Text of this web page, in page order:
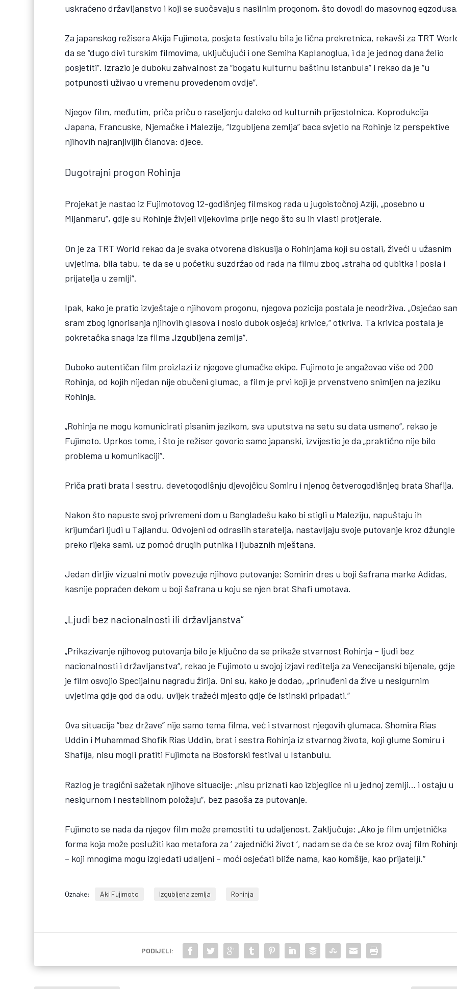
uskraćeno državljanstvo i koji se suočavaju s nasilnim progonom, što dovodi do masovnog
Za japanskog režisera Akija Fujimota, posjeta festivalu bila je lična prekretnica, rekavši za TRT
da se “dugo divi turskim filmovima, uključujući i one Semiha Kaplanoglua, i da je jednog dana želio
posjetiti”. Izrazio je duboku zahvalnost za “bogatu kulturnu baštinu Istanbula” i rekao da je “u
potpunosti uživao u vremenu provedenom ovdje”.
Njegov film, međutim, priča priču o raseljenju daleko od kulturnih prijestolnica. Koprodukcija
Japana, Francuske, Njemačke i Malezije, “Izgubljena zemlja” baca svjetlo na Rohinje iz perspektive
njihovih najranjivijih članova: djece.
Dugotrajni progon Rohinja
Projekat je nastao iz Fujimotovog 12-godišnjeg filmskog rada u jugoistočnoj Aziji, „posebno u
Mijanmaru“, gdje su Rohinje živjeli vijekovima prije nego što su ih vlasti protjerale.
On je za TRT World rekao da je svaka otvorena diskusija o Rohinjama koji su ostali, živeći u užasnim
uvjetima, bila tabu, te da se u početku suzdržao od rada na filmu zbog „straha od gubitka i posla i
prijatelja u zemlji“.
Ipak, kako je pratio izvještaje o njihovom progonu, njegova pozicija postala je neodrživa. „Osjećao
sram zbog ignorisanja njihovih glasova i nosio dubok osjećaj krivice,“ otkriva. Ta krivica postala je
pokretačka snaga iza filma „Izgubljena zemlja“.
Duboko autentičan film proizlazi iz njegove glumačke ekipe. Fujimoto je angažovao više od 200
Rohinja, od kojih nijedan nije obučeni glumac, a film je prvi koji je prvenstveno snimljen na jeziku
Rohinja.
„Rohinja ne mogu komunicirati pisanim jezikom, sva uputstva na setu su data usmeno“, rekao je
Fujimoto. Uprkos tome, i što je režiser govorio samo japanski, izvijestio je da „praktično nije bilo
problema u komunikaciji“.
Priča prati brata i sestru, devetogodišnju djevojčicu Somiru i njenog četverogodišnjeg brata Shafija.
Nakon što napuste svoj privremeni dom u Bangladešu kako bi stigli u Maleziju, napuštaju ih
krijumčari ljudi u Tajlandu. Odvojeni od odraslih staratelja, nastavljaju svoje putovanje kroz džungle
preko rijeka sami, uz pomoć drugih putnika i ljubaznih mještana.
Jedan dirljiv vizualni motiv povezuje njihovo putovanje: Somirin dres u boji šafrana marke Adidas,
kasnije popraćen dekom u boji šafrana u koju se njen brat Shafi umotava.
„Ljudi bez nacionalnosti ili državljanstva“
„Prikazivanje njihovog putovanja bilo je ključno da se prikaže stvarnost Rohinja – ljudi bez
nacionalnosti i državljanstva“, rekao je Fujimoto u svojoj izjavi reditelja za Venecijanski bijenale, gdje
je film osvojio Specijalnu nagradu žirija. Oni su, kako je dodao, „prinuđeni da žive u nesigurnim
uvjetima gdje god da odu, uvijek tražeći mjesto gdje će istinski pripadati.“
Ova situacija “bez države” nije samo tema filma, već i stvarnost njegovih glumaca. Shomira Rias
Uddin i Muhammad Shofik Rias Uddin, brat i sestra Rohinja iz stvarnog života, koji glume Somiru i
Shafija, nisu mogli pratiti Fujimota na Bosforski festival u Istanbulu.
Razlog je tragični sažetak njihove situacije: „nisu priznati kao izbjeglice ni u jednoj zemlji… i ostaju u
nesigurnom i nestabilnom položaju“, bez pasoša za putovanje.
Fujimoto se nada da njegov film može premostiti tu udaljenost. Zaključuje: „Ako je film umjetnička
forma koja može poslužiti kao metafora za ‘ zajednički život ‘, nadam se da će se kroz ovaj film
– koji mnogima mogu izgledati udaljeni – moći osjećati bliže nama, kao komšije, kao prijatelji.“
Oznake: Aki Fujimoto Izgubljena zemlja Rohinja
PODIJELI: